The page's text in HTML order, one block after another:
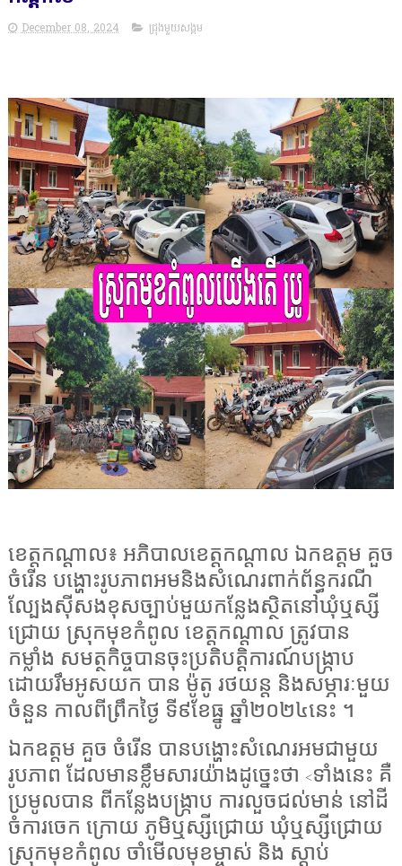
December 08, 2024 ជ្រុងមួយសង្គម
ខេត្តកណ្តាល៖ អភិបាលខេត្តកណ្តាល ឯកឧត្តម គួច
ចំរើន បង្ហោះរូបភាពអមនិងសំណេរពាក់ព័ន្ធករណី
ល្បែងស៊ីសងខុសច្បាប់មួយកន្លែងស្ថិតនៅឃុំឬស្សី
ជ្រោយ ស្រុកមុខកំពូល ខេត្តកណ្តាល ត្រូវបាន
កម្លាំង សមត្ថកិច្ចបានចុះប្រតិបត្តិការណ៍បង្ក្រាប
ដោយរឹមអូសយក បាន ម៉ូតូ រថយន្ត និងសម្ភារៈមួយ
ចំនួន កាលពីព្រឹកថ្ងៃ ទី៩ខែធ្នូ ឆ្នាំ២០២៤នេះ ។
ឯកឧត្តម គួច ចំរើន បានបង្ហោះសំណេរអមជាមួយ
រូបភាព ដែលមានខ្លឹមសារយ៉ាងដូច្នេះថា <ទាំងនេះ គឺ
ប្រមូលបាន ពីកន្លែងបង្ក្រាប ការលួចជល់មាន់ នៅដី
ចំការចេក ក្រោយ ភូមិឬស្សីជ្រោយ ឃុំឬស្សីជ្រោយ
ស្រុកមុខកំពូល ចាំមើលមុខម្ចាស់ និង ស្តាប់